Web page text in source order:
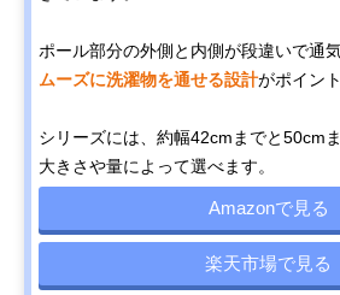
ポール部分の外側と内側が段違いで通気
ムーズに洗濯物を通せる設計がポイン
シリーズには、約幅42cmまでと50cm
大きさや量によって選べます。
Amazonで見る
楽天市場で見る